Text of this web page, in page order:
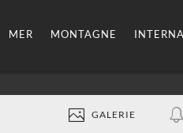
MER MONTAGNE
GALERIE